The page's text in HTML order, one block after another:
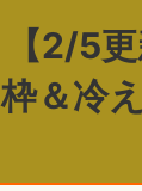
【2/5
枠＆冷